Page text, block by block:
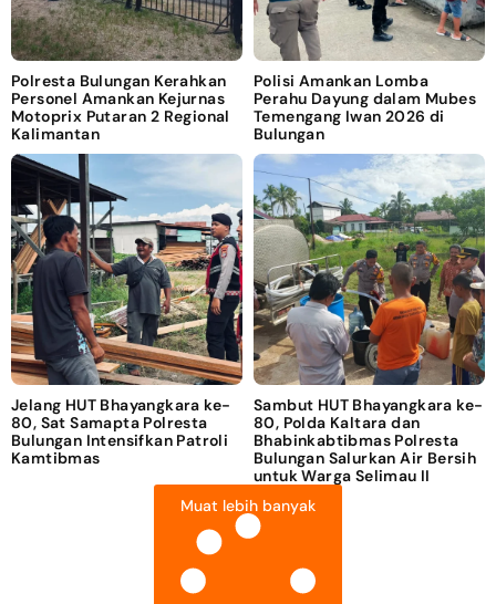
Polresta Bulungan Kerahkan
Personel Amankan Kejurnas
Motoprix Putaran 2 Regional
Kalimantan
Polisi Amankan Lomba
Perahu Dayung dalam Mubes
Temengang Iwan 2026 di
Bulungan
Jelang HUT Bhayangkara ke-
80, Sat Samapta Polresta
Bulungan Intensifkan Patroli
Kamtibmas
Sambut HUT Bhayangkara ke-
80, Polda Kaltara dan
Bhabinkabtibmas Polresta
Bulungan Salurkan Air Bersih
untuk Warga Selimau II
Muat lebih banyak